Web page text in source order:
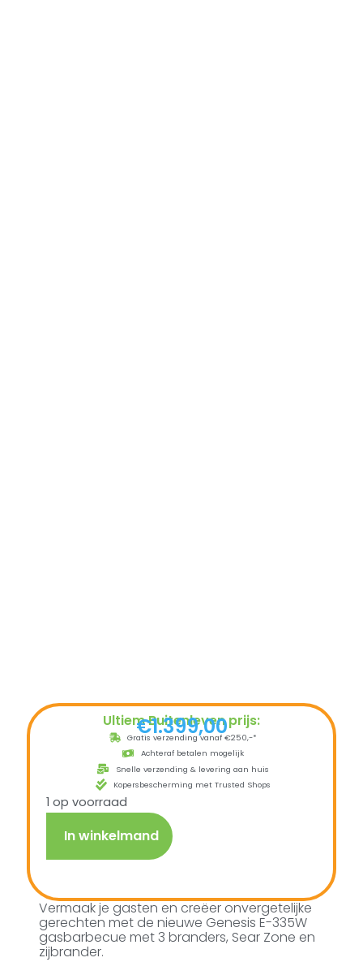
Ultiem Buitenleven prijs:
€1.399,00
Gratis verzending vanaf €250,-*
Achteraf betalen mogelijk
Snelle verzending & levering aan huis
Kopersbescherming met Trusted Shops
1 op voorraad
In winkelmand
Vermaak je gasten en creëer onvergetelijke
gerechten met de nieuwe Genesis E-335W
gasbarbecue met 3 branders, Sear Zone en
zijbrander.